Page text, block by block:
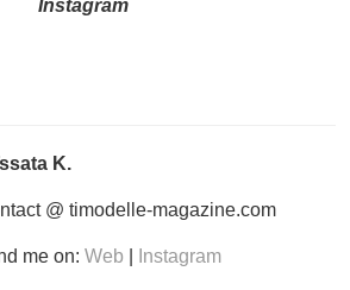
Instagram
K.
@ timodelle-magazine.com
me on: Web Instagram